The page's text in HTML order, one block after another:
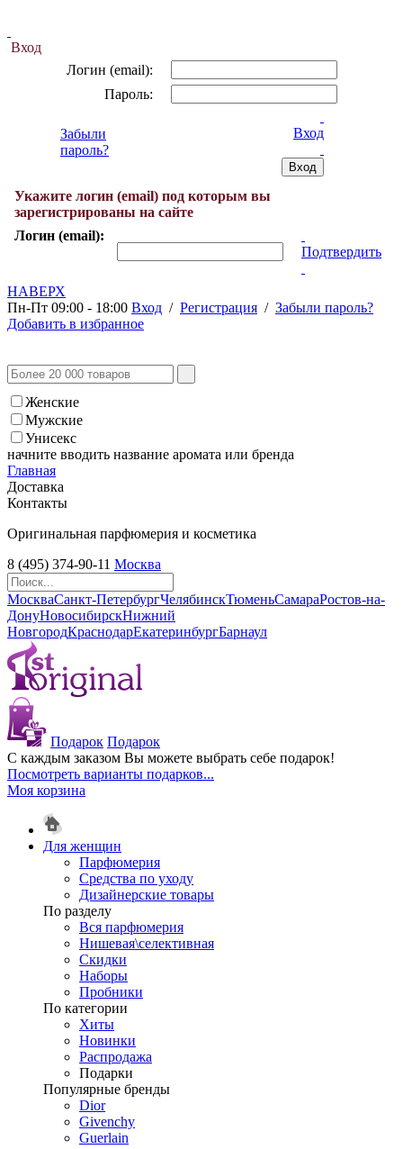
Вход
Логин (email):
Пароль:
Забыли
пароль?
Вход
Укажите логин (email) под которым вы
зарегистрированы на сайте
Логин (email):
Подтвердить
НАВЕРХ
Пн-Пт 09:00 - 18:00 Вход / Регистрация / Забыли пароль?
Добавить в избранное
Женские
Мужские
Унисекс
начните вводить название аромата или бренда
Главная
Доставка
Контакты
Оригинальная парфюмерия и косметика
8 (495) 374-90-11 Москва
МоскваСанкт-ПетербургЧелябинскТюменьСамараРостов-на-
ДонуНовосибирскНижний
НовгородКраснодарЕкатеринбургБарнаул
Подарок Подарок
С каждым заказом Вы можете выбрать себе подарок!
Посмотреть варианты подарков...
Моя корзина
Для женщин
Парфюмерия
Средства по уходу
Дизайнерские товары
По разделу
Вся парфюмерия
Нишевая\селективная
Скидки
Наборы
Пробники
По категории
Хиты
Новинки
Распродажа
Подарки
Популярные бренды
Dior
Givenchy
Guerlain